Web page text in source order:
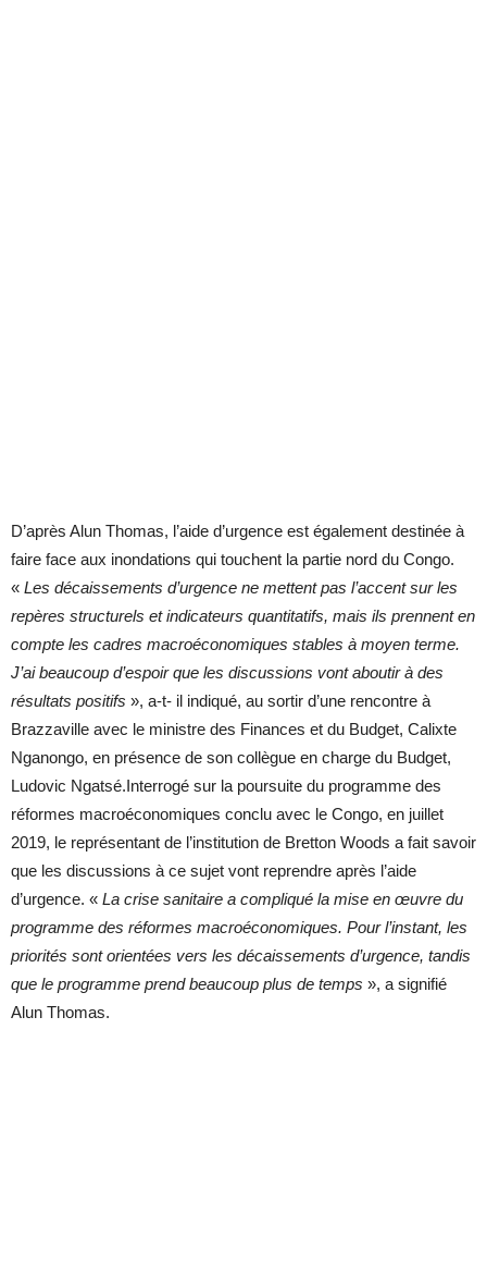
D’après Alun Thomas, l’aide d’urgence est également destinée à
faire face aux inondations qui touchent la partie nord du Congo.
« Les décaissements d’urgence ne mettent pas l’accent sur les
repères structurels et indicateurs quantitatifs, mais ils prennent en
compte les cadres macroéconomiques stables à moyen terme.
J’ai beaucoup d’espoir que les discussions vont aboutir à des
résultats positifs », a-t- il indiqué, au sortir d’une rencontre à
Brazzaville avec le ministre des Finances et du Budget, Calixte
Nganongo, en présence de son collègue en charge du Budget,
Ludovic Ngatsé.Interrogé sur la poursuite du programme des
réformes macroéconomiques conclu avec le Congo, en juillet
2019, le représentant de l’institution de Bretton Woods a fait savoir
que les discussions à ce sujet vont reprendre après l’aide
d’urgence. « La crise sanitaire a compliqué la mise en œuvre du
programme des réformes macroéconomiques. Pour l’instant, les
priorités sont orientées vers les décaissements d’urgence, tandis
que le programme prend beaucoup plus de temps », a signifié
Alun Thomas.